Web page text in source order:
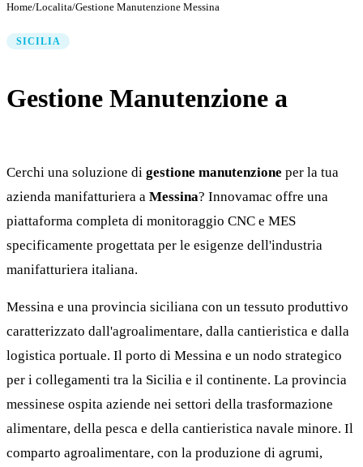
Home/Localita/Gestione Manutenzione Messina
SICILIA
Gestione Manutenzione a
Cerchi una soluzione di gestione manutenzione per la tua
azienda manifatturiera a Messina? Innovamac offre una
piattaforma completa di monitoraggio CNC e MES
specificamente progettata per le esigenze dell'industria
manifatturiera italiana.
Messina e una provincia siciliana con un tessuto produttivo
caratterizzato dall'agroalimentare, dalla cantieristica e dalla
logistica portuale. Il porto di Messina e un nodo strategico
per i collegamenti tra la Sicilia e il continente. La provincia
messinese ospita aziende nei settori della trasformazione
alimentare, della pesca e della cantieristica navale minore. Il
comparto agroalimentare, con la produzione di agrumi,